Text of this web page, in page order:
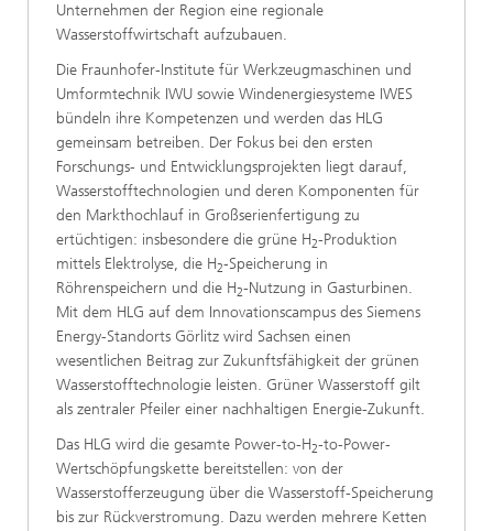
Unternehmen der Region eine regionale
Wasserstoffwirtschaft aufzubauen.
Die Fraunhofer-Institute für Werkzeugmaschinen und
Umformtechnik IWU sowie Windenergiesysteme IWES
bündeln ihre Kompetenzen und werden das HLG
gemeinsam betreiben. Der Fokus bei den ersten
Forschungs- und Entwicklungsprojekten liegt darauf,
Wasserstofftechnologien und deren Komponenten für
den Markthochlauf in Großserienfertigung zu
ertüchtigen: insbesondere die grüne H2-Produktion
mittels Elektrolyse, die H2-Speicherung in
Röhrenspeichern und die H2-Nutzung in Gasturbinen.
Mit dem HLG auf dem Innovationscampus des Siemens
Energy-Standorts Görlitz wird Sachsen einen
wesentlichen Beitrag zur Zukunftsfähigkeit der grünen
Wasserstofftechnologie leisten. Grüner Wasserstoff gilt
als zentraler Pfeiler einer nachhaltigen Energie-Zukunft.
Das HLG wird die gesamte Power-to-H2-to-Power-
Wertschöpfungskette bereitstellen: von der
Wasserstofferzeugung über die Wasserstoff-Speicherung
bis zur Rückverstromung. Dazu werden mehrere Ketten